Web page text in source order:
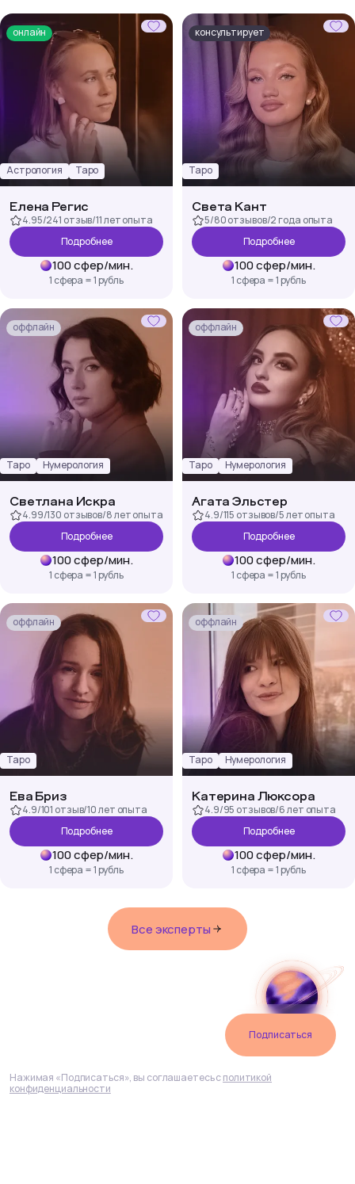
онлайн
Астрология Таро
Елена Регис
4.95/241 отзыв/11 летопыта
Подробнее
100сфер/мин.
1 сфера = 1 рубль
консультирует
Таро
Света Кант
5/80 отзывов/2 года опыта
Подробнее
100сфер/мин.
1 сфера = 1 рубль
оффлайн
Таро Нумерология
Светлана Искра
4.99/130 отзывов/8 летопыта
Подробнее
100сфер/мин.
1 сфера = 1 рубль
оффлайн
Таро Нумерология
Агата Эльстер
4.9/115 отзывов/5 летопыта
Подробнее
100сфер/мин.
1 сфера = 1 рубль
оффлайн
Таро
Ева Бриз
4.9/101 отзыв/10 лет опыта
Подробнее
100сфер/мин.
1 сфера = 1 рубль
оффлайн
Таро Нумерология
Катерина Люксора
4.9/95 отзывов/6 лет опыта
Подробнее
100сфер/мин.
1 сфера = 1 рубль
Все эксперты
Подписаться
Нажимая «Подписаться», вы соглашаетесь сполитикой
конфиденциальности